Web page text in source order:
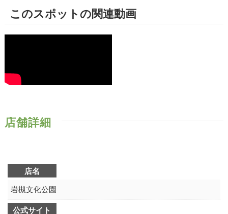
このスポットの関連動画
店舗詳細
店名
岩槻文化公園
公式サイト